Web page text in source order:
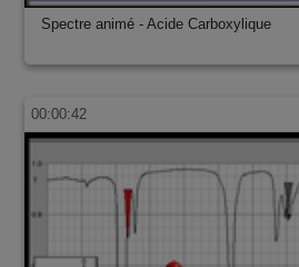
Spectre animé - Acide Carboxylique
00:00:42